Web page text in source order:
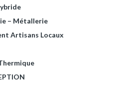
– Métallerie
Artisans Locaux